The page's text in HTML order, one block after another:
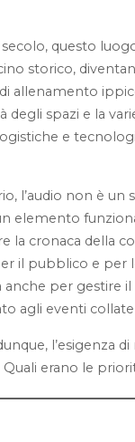
secolo, questo
storico,
allenamento
degli spazi e la
e
l’audio non è un
elemento
la cronaca della
il pubblico e per
anche per gestire il
agli eventi
l’esigenza
Quali erano le